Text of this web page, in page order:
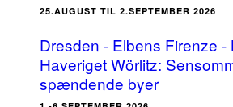
25.AUGUST TIL 2.SEPTEMBER 2026
Dresden - Elbens Firenze -
Haveriget Wörlitz:
spændende byer